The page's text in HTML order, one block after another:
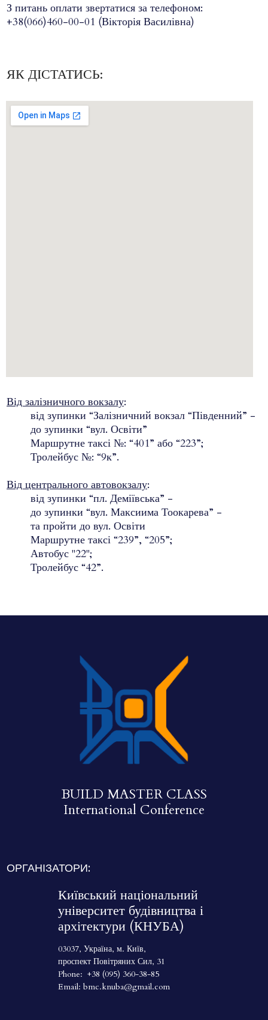
З питань оплати звертатися за телефоном:
+38(066)460-00-01 (Вікторія Василівна)
ЯК ДІСТАТИСЬ:
Від залізничного вокзалу:
від зупинки “Залізничний вокзал “Південний” -
до зупинки “вул. Освіти”
Маршрутне таксі №: “401” або “223”;
Тролейбус №: “9к”.
Від центрального автовокзалу:
від зупинки “пл. Деміївська” -
до зупинки “вул. Максиима Тоокарева” -
та пройти до вул. Освіти
Маршрутне таксі “239”, “205”;
Автобус "22";
Тролейбус “42”.
BUILD MASTER CLASS
International Conference
ОРГАНІЗАТОРИ:
Київський національний
університет будівництва і
архітектури (КНУБА)
03037, Україна, м. Київ,
проспект Повітряних Сил, 31
Phone:+38 (095) 360-38-85
Email:bmc.knuba@gmail.com